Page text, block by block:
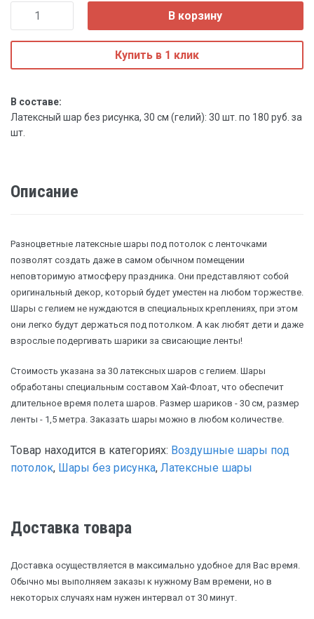
В корзину
Купить в 1 клик
В составе:
Латексный шар без рисунка, 30 см (гелий): 30 шт. по 180 руб. за
шт.
Описание
Разноцветные латексные шары под потолок с ленточками
позволят создать даже в самом обычном помещении
неповторимую атмосферу праздника. Они представляют собой
оригинальный декор, который будет уместен на любом торжестве.
Шары с гелием не нуждаются в специальных креплениях, при этом
они легко будут держаться под потолком. А как любят дети и даже
взрослые подергивать шарики за свисающие ленты!
Стоимость указана за 30 латексных шаров с гелием. Шары
обработаны специальным составом Хай-Флоат, что обеспечит
длительное время полета шаров. Размер шариков - 30 см, размер
ленты - 1,5 метра. Заказать шары можно в любом количестве.
Товар находится в категориях: Воздушные шары под
потолок, Шары без рисунка, Латексные шары
Доставка товара
Доставка осуществляется в максимально удобное для Вас время.
Обычно мы выполняем заказы к нужному Вам времени, но в
некоторых случаях нам нужен интервал от 30 минут.